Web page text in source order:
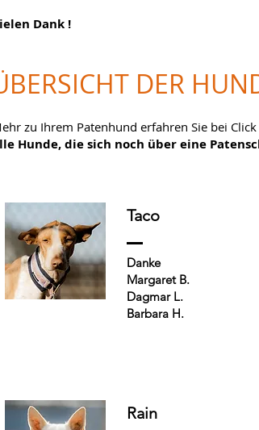
Dank !
DER
zu Ihrem Patenhund erfahren Sie bei
Hunde, die sich noch über eine
Taco
Danke
Margaret B.
Dagmar L.
Barbara H.
Rain